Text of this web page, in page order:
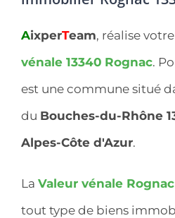
AixperTeam, réalise votre
vénale 13340 Rognac.
est une commune situé
du Bouches-du-Rhône
Alpes-Côte d'Azur.
La Valeur vénale Rognac
tout type de biens